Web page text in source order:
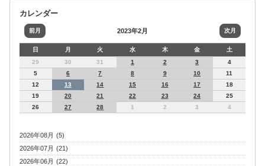
カレンダー
前月 2023年2月 次月
日 月 火 水 木 金
土
29
30 31 1 2 3
4
5
6 7 8 9 10
11
12
13 14 15 16 17
18
19
20 21 22 23 24
25
26
27 28 1 2 3 4
2026年08月 (5)
2026年07月 (21)
2026年06月 (22)